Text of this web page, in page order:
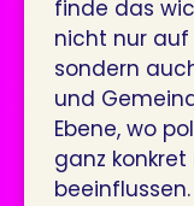
finde das
nicht nur auf
sondern
und
Ebene, wo
ganz
beeinflussen.